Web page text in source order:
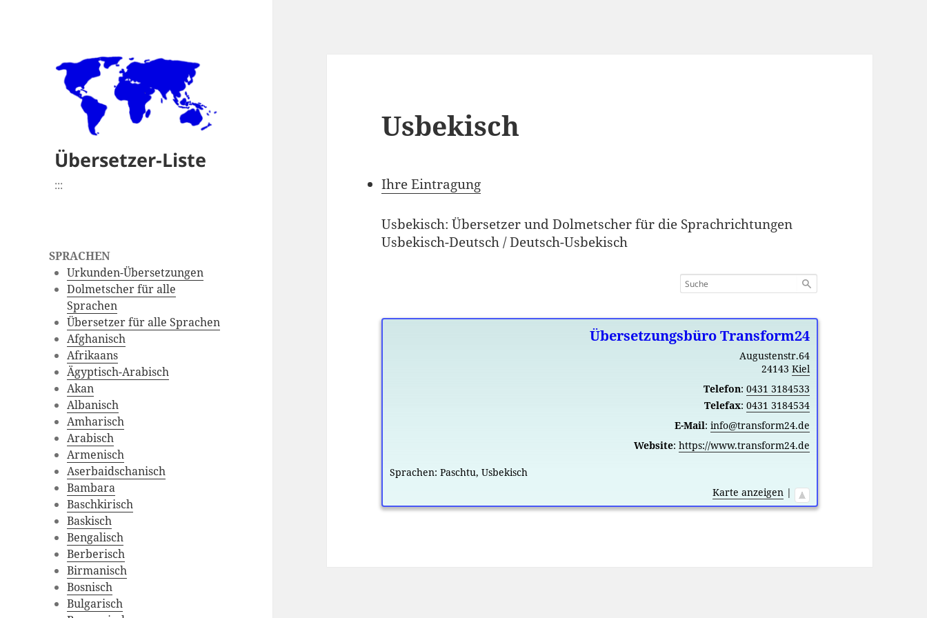
Übersetzer-Liste
:::
SPRACHEN
Urkunden-Übersetzungen
Dolmetscher für alle
Sprachen
Übersetzer für alle Sprachen
Afghanisch
Afrikaans
Ägyptisch-Arabisch
Akan
Albanisch
Amharisch
Arabisch
Armenisch
Aserbaidschanisch
Bambara
Baschkirisch
Baskisch
Bengalisch
Berberisch
Birmanisch
Bosnisch
Bulgarisch
Usbekisch
Ihre Eintragung
Usbekisch: Übersetzer und Dolmetscher für die Sprachrichtungen
Usbekisch-Deutsch / Deutsch-Usbekisch
Übersetzungsbüro Transform24
Augustenstr.64
24143 Kiel
Telefon: 0431 3184533
Telefax: 0431 3184534
E-Mail: info@transform24.de
Website: https://www.transform24.de
Sprachen:Paschtu,Usbekisch
Karte anzeigen|